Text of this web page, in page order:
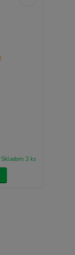
Skladom 3 ks